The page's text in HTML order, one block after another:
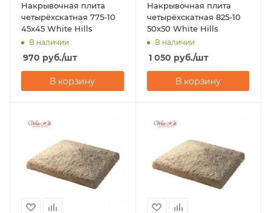
Накрывочная плита
четырёхскатная 775-10
45x45 White Hills
В наличии
970 руб./шт
В корзину
Накрывочная плита
четырёхскатная 825-10
50x50 White Hills
В наличии
1 050 руб./шт
В корзину